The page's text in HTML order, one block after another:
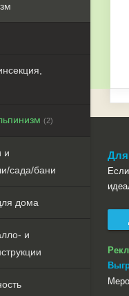
(2)
и
сада/бани
дома
и
Для